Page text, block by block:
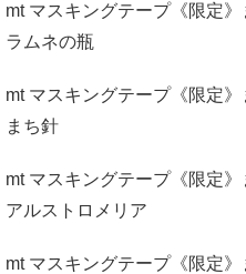
mt マスキングテープ《限定》
ラムネの瓶
mt マスキングテープ《限定》
まち針
mt マスキングテープ《限定》
アルストロメリア
mt マスキングテープ《限定》